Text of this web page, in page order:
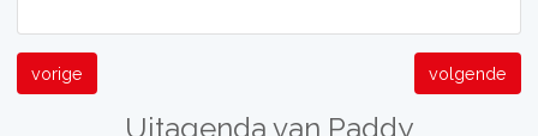
vorige volgende
Uitagenda van Paddy